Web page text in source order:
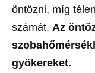
öntözni, míg
számát. Az
gyökereket.